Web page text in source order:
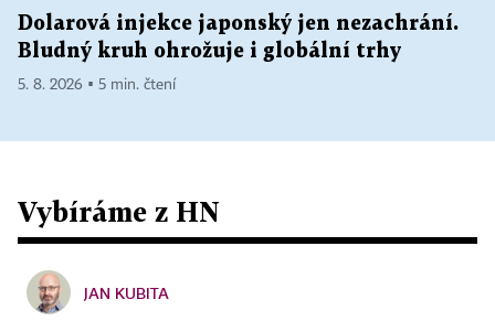
Dolarová injekce japonský jen nezachrání.
Bludný kruh ohrožuje i globální trhy
5. 8. 2026 ▪ 5 min. čtení
Vybíráme z HN
JAN KUBITA